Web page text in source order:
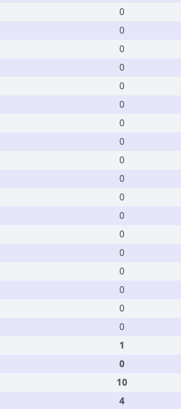
0
0
0
0
0
0
0
0
0
0
0
0
0
0
0
0
0
0
1
0
10
4